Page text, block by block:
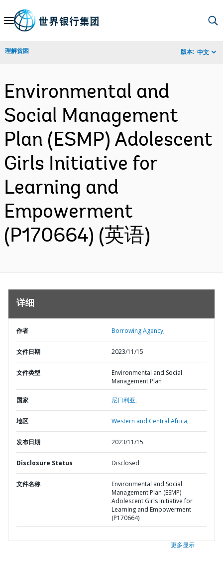
Skip
Navigation
理解贫困 版本: 中文
Environmental and
Social Management
Plan (ESMP) Adolescent
Girls Initiative for
Learning and
Empowerment
(P170664) (英语)
详细
作者 Borrowing Agency;
文件日期 2023/11/15
文件类型
Environmental and Social
Management Plan
国家 尼日利亚,
地区 Western and Central Africa,
发布日期 2023/11/15
Disclosure Status Disclosed
文件名称
Environmental and Social
Management Plan (ESMP)
Adolescent Girls Initiative for
Learning and Empowerment
(P170664)
更多显示